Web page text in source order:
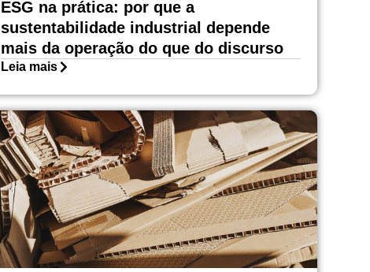
ESG na prática: por que a
sustentabilidade industrial depende
mais da operação do que do discurso
Leia mais